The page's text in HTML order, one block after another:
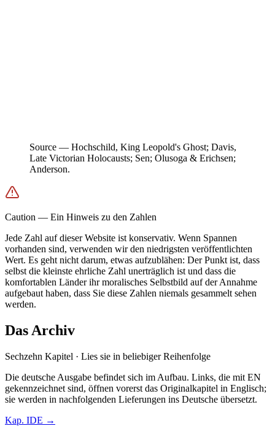
Source — Hochschild, King Leopold's Ghost; Davis,
Late Victorian Holocausts; Sen; Olusoga & Erichsen;
Anderson.
Caution — Ein Hinweis zu den Zahlen
Jede Zahl auf dieser Website ist konservativ. Wenn Spannen
vorhanden sind, verwenden wir den niedrigsten veröffentlichten
Wert. Es geht nicht darum, etwas aufzublähen: Der Punkt ist, dass
selbst die kleinste ehrliche Zahl unerträglich ist und dass die
komfortablen Länder ihr moralisches Selbstbild auf der Annahme
aufgebaut haben, dass Sie diese Zahlen niemals gesammelt sehen
werden.
Das Archiv
Sechzehn Kapitel · Lies sie in beliebiger Reihenfolge
Die deutsche Ausgabe befindet sich im Aufbau. Links, die mit EN
gekennzeichnet sind, öffnen vorerst das Originalkapitel in Englisch;
sie werden in nachfolgenden Lieferungen ins Deutsche übersetzt.
Kap. IDE →